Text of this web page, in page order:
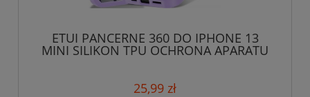
ETUI PANCERNE 360 DO IPHONE 13
MINI SILIKON TPU OCHRONA APARATU
25,99 zł